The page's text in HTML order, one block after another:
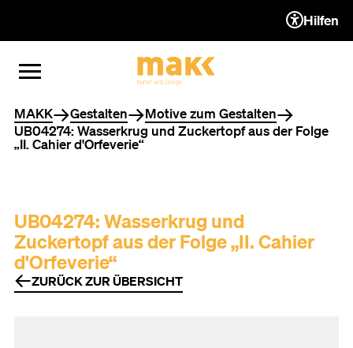
ZUM INHALT (ACCESSKEY 1)
ZUR NAVIGATION
ZUM FOOTER (ACCESSKEY 3)
MENÜ ÖFFNEN
MENÜ SCHLIESSEN
Hilfen
Sie befinden sich hier
MAKK Gestalten
Motive zum Gestalten
UB04274: Wasserkrug und Zuckertopf aus der Folge
„II. Cahier d'Orfeverie“
UB04274: Wasserkrug und
Zuckertopf aus der Folge „II. Cahier
d'Orfeverie“
ZURÜCK ZUR ÜBERSICHT